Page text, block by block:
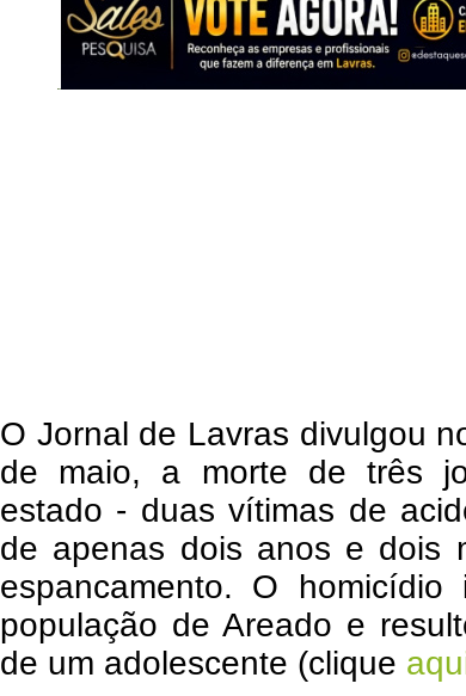
O Jornal de Lavras divulgou
de maio, a morte de três
estado - duas vítimas de
de apenas dois anos e dois
espancamento. O
população de Areado e
de um adolescente (clique